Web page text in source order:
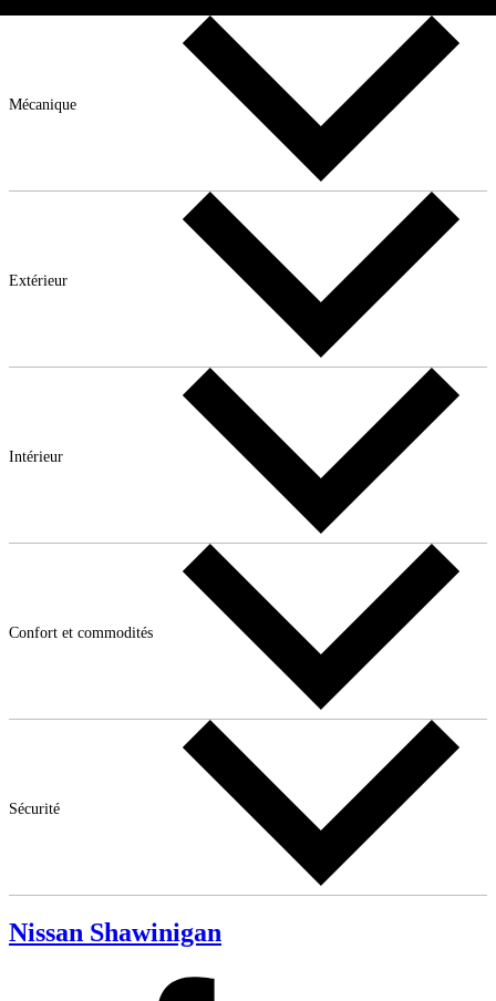
Mécanique
Extérieur
Intérieur
Confort et commodités
Sécurité
Nissan Shawinigan